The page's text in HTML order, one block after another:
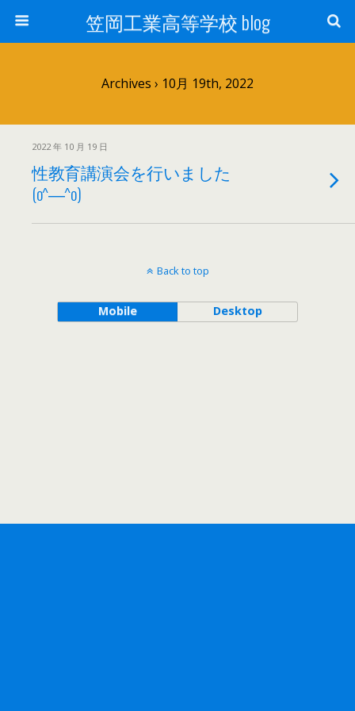
笠岡工業高等学校 blog
Archives › 10月 19th, 2022
2022 年 10 月 19 日
性教育講演会を行いました
(o^―^o)
Back to top
Mobile Desktop